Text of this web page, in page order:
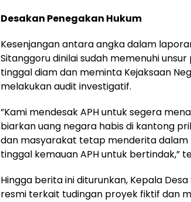
Desakan Penegakan Hukum
​Kesenjangan antara angka dalam
Sitanggoru dinilai sudah memenuhi
tinggal diam dan meminta Kejaksaan
melakukan audit investigatif.
​”Kami mendesak APH untuk segera
biarkan uang negara habis di kantong
dan masyarakat tetap menderita dalam
tinggal kemauan APH untuk bertindak,”
​Hingga berita ini diturunkan, Kepala
resmi terkait tudingan proyek fiktif dan